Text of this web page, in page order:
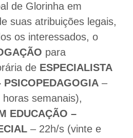
de Glorinha em
suas atribuições legais,
os interessados, o
para
de ESPECIALISTA
PSICOPEDAGOGIA –
semanais),
EDUCAÇÃO –
– 22h/s (vinte e